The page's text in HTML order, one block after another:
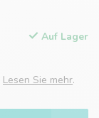
Auf Lager
Lesen Sie mehr.